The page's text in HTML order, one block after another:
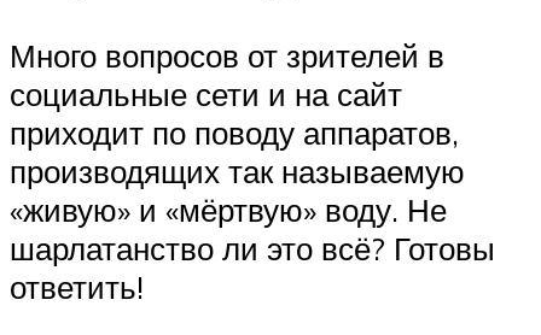
Много вопросов от зрителей в
социальные сети и на сайт
приходит по поводу аппаратов,
производящих так называемую
«живую» и «мёртвую» воду. Не
шарлатанство ли это всё? Готовы
ответить!